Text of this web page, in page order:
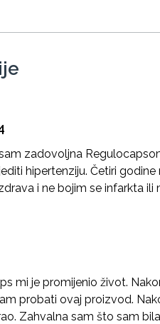
zadovoljna
hipertenziju. Četiri
i ne bojim se infarkta ili
mi je promijenio život.
probati ovaj proizvod.
Zahvalna sam što sam